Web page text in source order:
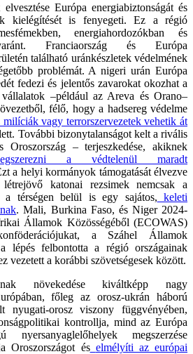
Európa energiabiztonságát és
kielégítését is fenyegeti. Ez a régió
energiahordozókban és
Franciaország és Európa
található uránkészletek védelmének
problémát. A nigeri urán Európa
fedezi és jelentős zavarokat okozhat a
–például az Areva és Orano–
félő, hogy a hadsereg védelme
milíciák vagy terrorszervezetek vehetik át
További bizonytalanságot kelt a rivális
– terjeszkedése, akiknek
a védtelenül maradt
a helyi kormányok támogatását élvezve
katonai rezsimek nemcsak a
a térségen belül is egy sajátos, keleti
. Mali, Burkina Faso, és Niger 2024-
Államok Közösségéből (ECOWAS)
a Száhel Államok
lépés felbontotta a régió országainak
vezetett a korábbi szövetségesek között.
növekedése kiváltképp nagy
főleg az orosz-ukrán háború
nyugati-orosz viszony függvényében,
kontrollja, mind az Európa
nyersanyaglelőhelyek megszerzése
Oroszországot és elmélyíti az európai